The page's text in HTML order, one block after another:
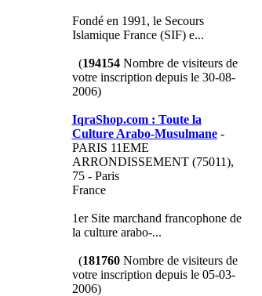
Fondé en 1991, le Secours
Islamique France (SIF) e...
(194154Nombre de visiteurs de
votre inscription depuis le 30-08-
2006)
IqraShop.com : Toute la
Culture Arabo-Musulmane-
PARIS 11EME
ARRONDISSEMENT (75011),
75 - Paris
France
1er Site marchand francophone de
la culture arabo-...
(181760Nombre de visiteurs de
votre inscription depuis le 05-03-
2006)